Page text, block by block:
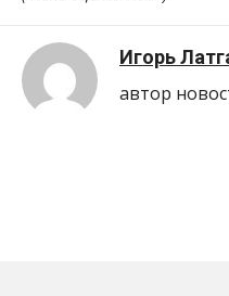
Игорь
автор